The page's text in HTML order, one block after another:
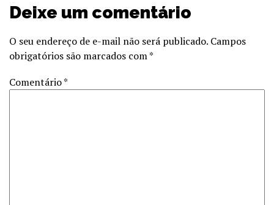
Deixe um comentário
O seu endereço de e-mail não será publicado. Campos
obrigatórios são marcados com*
Comentário*